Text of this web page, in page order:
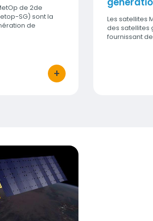
de 2de
SG) sont la
de
+
bouton d'actions
Les satellites
des satellites
fournissant